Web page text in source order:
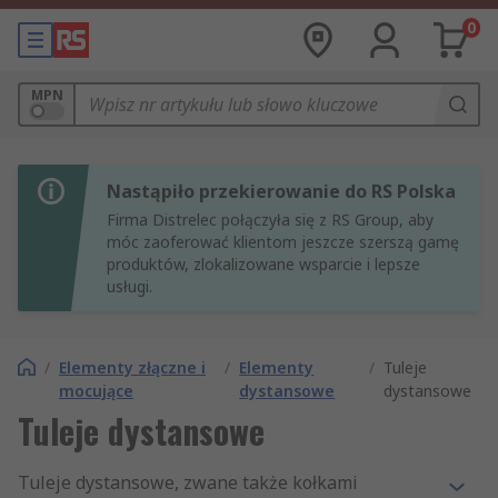
0
MPN
Nastąpiło przekierowanie do RS Polska
Firma Distrelec połączyła się z RS Group, aby
móc zaoferować klientom jeszcze szerszą gamę
produktów, zlokalizowane wsparcie i lepsze
usługi.
/ Elementy złączne i
mocujące
/ Elementy
dystansowe
/ Tuleje
dystansowe
Tuleje dystansowe
Tuleje dystansowe, zwane także kołkami